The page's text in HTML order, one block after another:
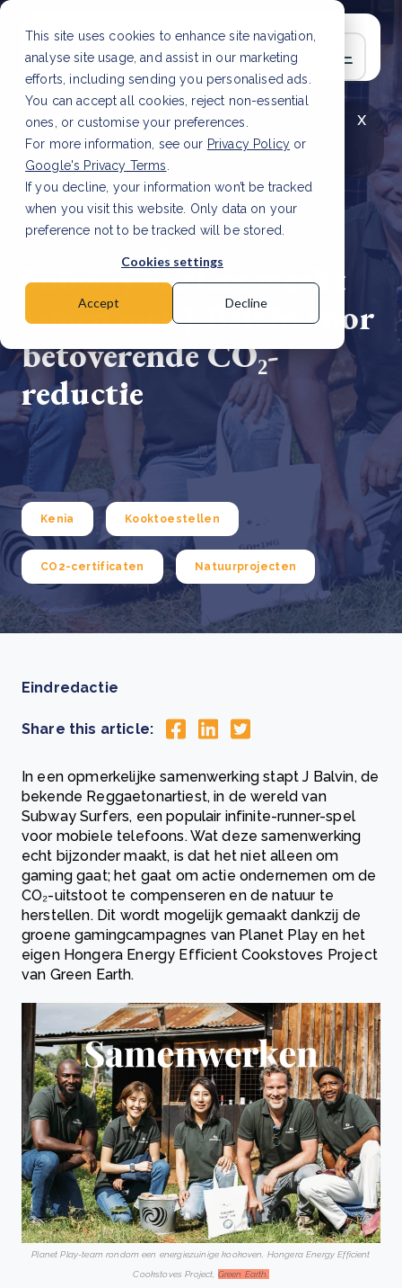
This site uses cookies to enhance site navigation,
analyse site usage, and assist in our marketing
efforts, including sending you personalised ads.
You can accept all cookies, reject non-essential
ones, or customise your preferences.
For more information, see our Privacy Policy or
Google's Privacy Terms
If you decline, your information won’t be tracked
when you visit this website. Only data on your
preference not to be tracked will be stored.
Cookies settings
Accept Decline
x
LAATSTE ARTIKEL
CSRD en uw positie als
leverancier: wat verandert er in 2026?Lees
artikel
Subway Surfers werkt
samen met J-Balvin voor
betoverende CO₂-
reductie
Kenia Kooktoestellen
CO2-certificaten Natuurprojecten
Eindredactie
Share this article:
In een opmerkelijke samenwerking stapt J Balvin, de
bekende Reggaetonartiest, in de wereld van
Subway Surfers, een populair infinite-runner-spel
voor mobiele telefoons. Wat deze samenwerking
echt bijzonder maakt, is dat het niet alleen om
gaming gaat; het gaat om actie ondernemen om de
CO₂-uitstoot te compenseren en de natuur te
herstellen. Dit wordt mogelijk gemaakt dankzij de
groene gamingcampagnes van Planet Play en het
eigen Hongera Energy Efficient Cookstoves Project
van Green Earth.
Planet Play-team rondom een energiezuinige kookoven, Hongera Energy Efficient
Cookstoves Project, Green Earth.